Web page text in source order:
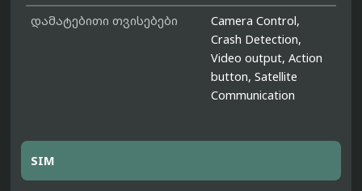
დამატებითი თვისებები
Camera Control,
Crash Detection,
Video output, Action
button, Satellite
Communication
SIM